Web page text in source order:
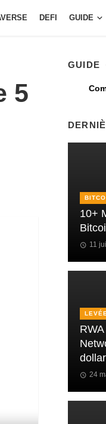
DEFI GUIDE
5
GUIDE
10+
11
24